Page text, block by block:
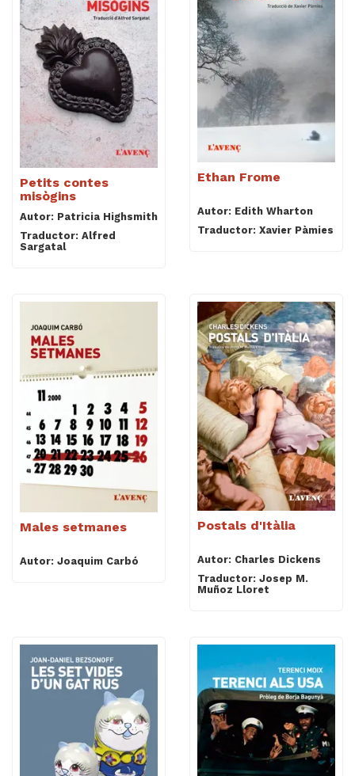
Petits contes
misògins
Autor: Patricia Highsmith
Traductor: Alfred
Sargatal
Ethan Frome
Autor: Edith Wharton
Traductor: Xavier Pàmies
Males setmanes
Autor: Joaquim Carbó
Postals d'Itàlia
Autor: Charles Dickens
Traductor: Josep M.
Muñoz Lloret